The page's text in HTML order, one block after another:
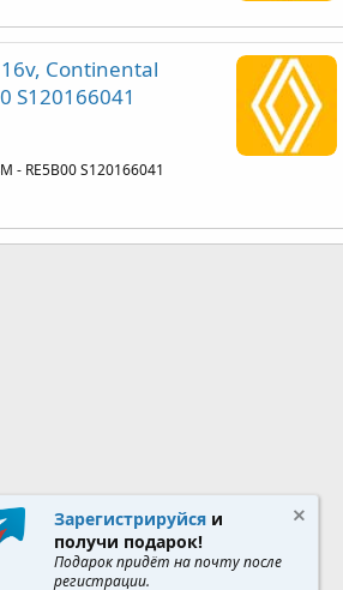
Continental
S120166041
- RE5B00 S120166041
Зарегистрируйся и
получи подарок!
Подарок придёт на почту после
регистрации.